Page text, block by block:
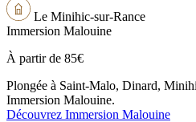
Le Minihic-sur-Rance
Immersion Malouine
À partir de 85€
Plongée à Saint-Malo, Dinard,
Immersion Malouine.
Découvrez Immersion Malouine